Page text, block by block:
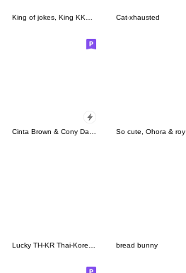
King of jokes, King KKomi Cat-xhausted
So cute, Ohora & roy
bread bunny